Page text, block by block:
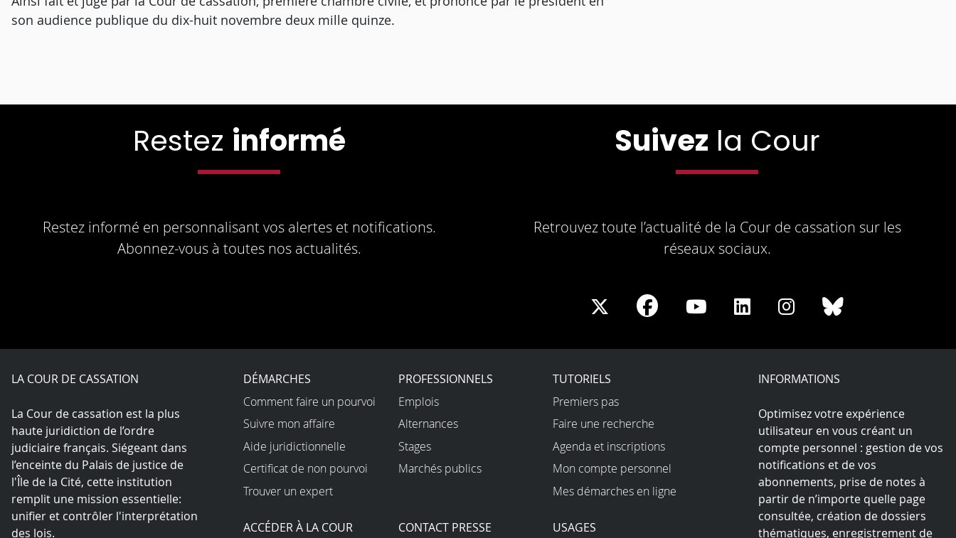
son audience publique du dix-huit novembre deux mille quinze.
Restez informé
Restez informé en personnalisant vos alertes et notifications.
Abonnez-vous à toutes nos actualités.
Suivez la Cour
Retrouvez toute l’actualité de la Cour de cassation sur les
réseaux sociaux.
Share
X
Share
Facebook
Share
Youtube
Share
LinkedIn
Share
Instagram
Share
Bluesky
LA COUR DE CASSATION
La Cour de cassation est la plus
haute juridiction de l’ordre
judiciaire français. Siégeant dans
l’enceinte du Palais de justice de
l'Île de la Cité, cette institution
remplit une mission essentielle:
unifier et contrôler l'interprétation
des lois.
DÉMARCHES
Comment faire un pourvoi
Suivre mon affaire
Aide juridictionnelle
Certificat de non pourvoi
Trouver un expert
PROFESSIONNELS
Emplois
Alternances
Stages
Marchés publics
TUTORIELS
Premiers pas
Faire une recherche
Agenda et inscriptions
Mon compte personnel
Mes démarches en ligne
ACCÉDER À LA COUR CONTACT PRESSE USAGES
INFORMATIONS
Optimisez votre expérience
utilisateur en vous créant un
compte personnel : gestion de vos
notifications et de vos
abonnements, prise de notes à
partir de n’importe quelle page
consultée, création de dossiers
thématiques, enregistrement de